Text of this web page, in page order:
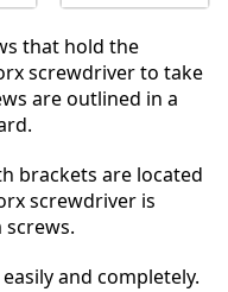
that hold the
screwdriver to take
are outlined in a
brackets are located
screwdriver is
screws.
and completely.